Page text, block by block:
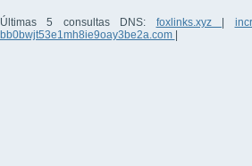
Últimas 5 consultas DNS: foxlinks.xyz
bb0bwjt53e1mh8ie9oay3be2a.com